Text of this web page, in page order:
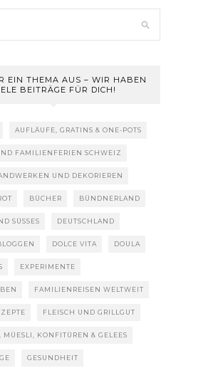
EIN THEMA AUS – WIR HABEN
BEITRÄGE FÜR DICH!
AUFLÄUFE, GRATINS & ONE-POTS
FAMILIENFERIEN SCHWEIZ
UND DEKORIEREN
BÜCHER BÜNDNERLAND
SÜSSES DEUTSCHLAND
DOLCE VITA DOULA
EXPERIMENTE
FAMILIENREISEN WELTWEIT
FLEISCH UND GRILLGUT
MÜESLI, KONFITÜREN & GELEES
GESUNDHEIT